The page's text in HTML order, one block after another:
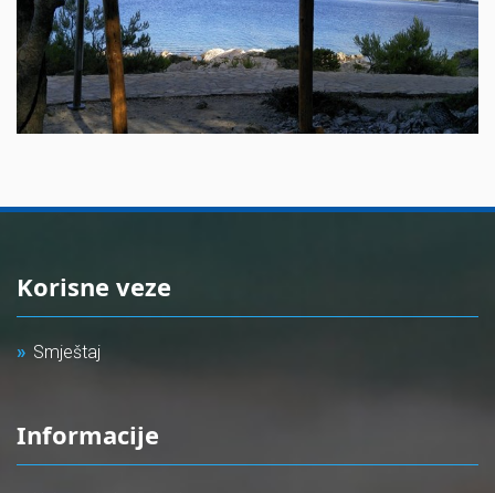
Korisne veze
Smještaj
Informacije